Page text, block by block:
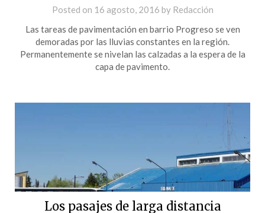
Posted on 16 agosto, 2016 by Redacción
Las tareas de pavimentación en barrio Progreso se ven
demoradas por las lluvias constantes en la región.
Permanentemente se nivelan las calzadas a la espera de la
capa de pavimento.
Los pasajes de larga distancia